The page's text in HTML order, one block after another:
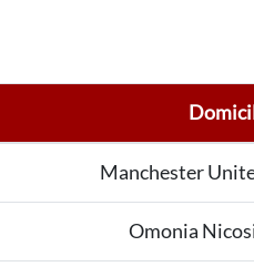
Manchester
Omonia